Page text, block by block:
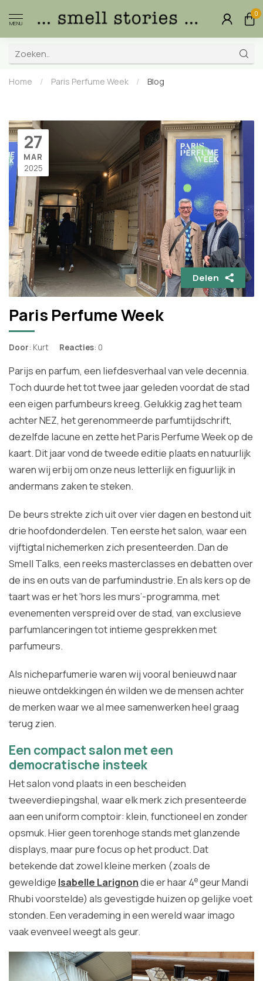
MENU
0
Home / Paris Perfume Week / Blog
27
MAR
2025
Delen
Paris Perfume Week
Door: Kurt Reacties: 0
Parijs en parfum, een liefdesverhaal van vele decennia.
Toch duurde het tot twee jaar geleden voordat de stad
een eigen parfumbeurs kreeg. Gelukkig zag het team
achter NEZ, het gerenommeerde parfumtijdschrift,
dezelfde lacune en zette het Paris Perfume Week op de
kaart. Dit jaar vond de tweede editie plaats en natuurlijk
waren wij erbij om onze neus letterlijk en figuurlijk in
andermans zaken te steken.
De beurs strekte zich uit over vier dagen en bestond uit
drie hoofdonderdelen. Ten eerste het salon, waar een
vijftigtal nichemerken zich presenteerden. Dan de
Smell Talks, een reeks masterclasses en debatten over
de ins en outs van de parfumindustrie. En als kers op de
taart was er het ‘hors les murs’-programma, met
evenementen verspreid over de stad, van exclusieve
parfumlanceringen tot intieme gesprekken met
parfumeurs.
Als nicheparfumerie waren wij vooral benieuwd naar
nieuwe ontdekkingen én wilden we de mensen achter
de merken waar we al mee samenwerken heel graag
terug zien.
Een compact salon met een
democratische insteek
Het salon vond plaats in een bescheiden
tweeverdiepingshal, waar elk merk zich presenteerde
aan een uniform comptoir: klein, functioneel en zonder
opsmuk. Hier geen torenhoge stands met glanzende
displays, maar pure focus op het product. Dat
betekende dat zowel kleine merken (zoals de
geweldige Isabelle Larignondie er haar 4egeur Mandi
Rhubi voorstelde) als gevestigde huizen op gelijke voet
stonden. Een verademing in een wereld waar imago
vaak evenveel weegt als geur.